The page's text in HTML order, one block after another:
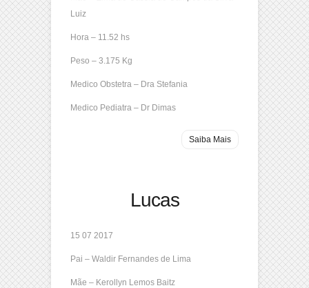
Luiz
Hora – 11.52 hs
Peso – 3.175 Kg
Medico Obstetra – Dra Stefania
Medico Pediatra – Dr Dimas
Saiba Mais
Lucas
15 07 2017
Pai – Waldir Fernandes de Lima
Mãe – Kerollyn Lemos Baitz